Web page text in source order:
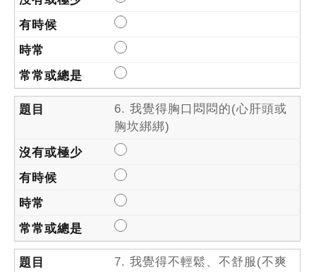
6. 我覺得胸口悶悶的(心肝頭或
胸坎綁綁)
7. 我覺得不輕鬆、不舒服(不爽